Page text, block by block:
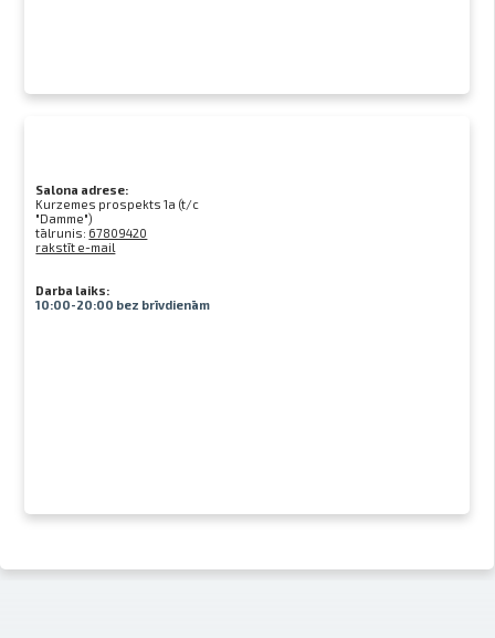
Salona adrese:
Kurzemes prospekts 1a (t/c
"Damme")
tālrunis: 67809420
rakstīt e-mail
Darba laiks:
10:00-20:00 bez brīvdienām